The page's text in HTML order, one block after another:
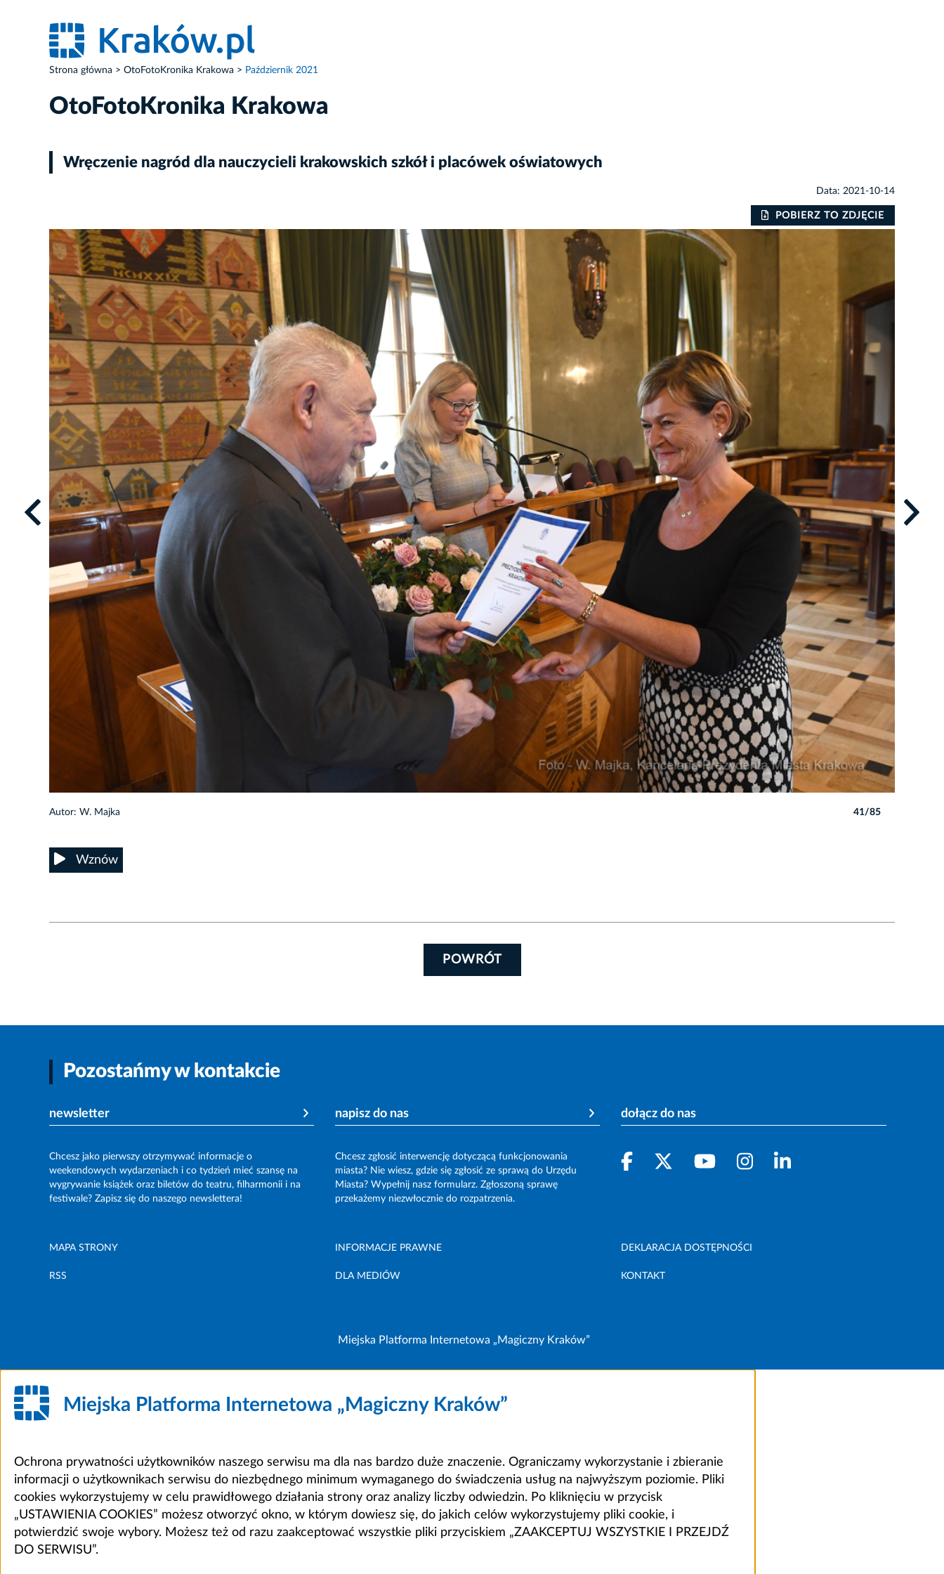
Strona główna OtoFotoKronika Krakowa Październik 2021
OtoFotoKronika Krakowa
Wręczenie nagród dla nauczycieli krakowskich szkół i placówek oświatowych
Data: 2021-10-14
POBIERZ TO ZDJĘCIE
Autor: W. Majka 41/85
Wznów
POWRÓT
Pozostańmy w kontakcie
newsletter
Chcesz jako pierwszy otrzymywać informacje o
weekendowych wydarzeniach i co tydzień mieć szansę na
wygrywanie książek oraz biletów do teatru, filharmonii i na
festiwale? Zapisz się do naszego newslettera!
napisz do nas
Chcesz zgłosić interwencję dotyczącą funkcjonowania
miasta? Nie wiesz, gdzie się zgłosić ze sprawą do Urzędu
Miasta? Wypełnij nasz formularz. Zgłoszoną sprawę
przekażemy niezwłocznie do rozpatrzenia.
dołącz do nas
MAPA STRONY INFORMACJE PRAWNE DEKLARACJA DOSTĘPNOŚCI
RSS DLA MEDIÓW KONTAKT
Miejska Platforma Internetowa „Magiczny Kraków”
Miejska Platforma Internetowa „Magiczny Kraków”
Ochrona prywatności użytkowników naszego serwisu ma dla nas bardzo duże znaczenie. Ograniczamy wykorzystanie i zbieranie
informacji o użytkownikach serwisu do niezbędnego minimum wymaganego do świadczenia usług na najwyższym poziomie. Pliki
cookies wykorzystujemy w celu prawidłowego działania strony oraz analizy liczby odwiedzin. Po kliknięciu w przycisk
„USTAWIENIA COOKIES” możesz otworzyć okno, w którym dowiesz się, do jakich celów wykorzystujemy pliki cookie, i
potwierdzić swoje wybory. Możesz też od razu zaakceptować wszystkie pliki przyciskiem „ZAAKCEPTUJ WSZYSTKIE I PRZEJDŹ
DO SERWISU”.